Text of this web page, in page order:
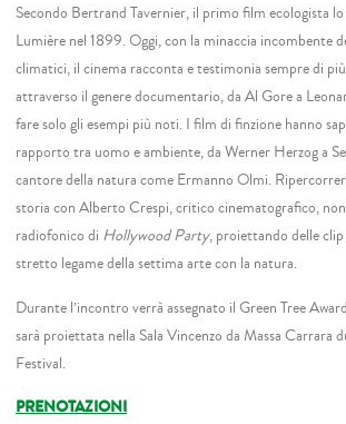
Secondo Bertrand Tavernier, il primo film ecologista
Lumière nel 1899. Oggi, con la minaccia incombente
climatici, il cinema racconta e testimonia sempre di
attraverso il genere documentario, da Al Gore a
fare solo gli esempi più noti. I film di finzione hanno
rapporto tra uomo e ambiente, da Werner Herzog a
cantore della natura come Ermanno Olmi.
storia con Alberto Crespi, critico cinematografico,
radiofonico di Hollywood Party, proiettando delle
stretto legame della settima arte con la natura.
Durante l’incontro verrà assegnato il Green Tree
sarà proiettata nella Sala Vincenzo da Massa Carrara
Festival.
PRENOTAZIONI